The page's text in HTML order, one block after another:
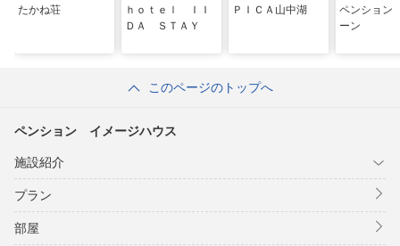
たかね荘
ｈｏｔｅｌ ＩＩ
ＤＡ ＳＴＡＹ
ＰＩＣＡ山中湖
ペンショ
ーン
このページのトップへ
ペンション イメージハウス
施設紹介
プラン
部屋